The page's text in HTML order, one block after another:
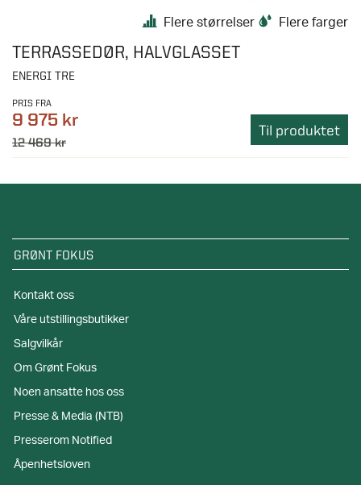
Flere størrelser Flere farger
TERRASSEDØR, HALVGLASSET
ENERGI TRE
PRIS FRA
9 975 kr
12 469 kr
Til produktet
GRØNT FOKUS
Kontakt oss
Våre utstillingsbutikker
Salgvilkår
Om Grønt Fokus
Noen ansatte hos oss
Presse & Media (NTB)
Presserom Notified
Åpenhetsloven